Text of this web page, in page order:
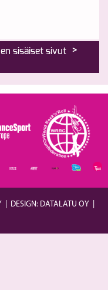
sisäiset sivut >
DESIGN: DATALATU OY